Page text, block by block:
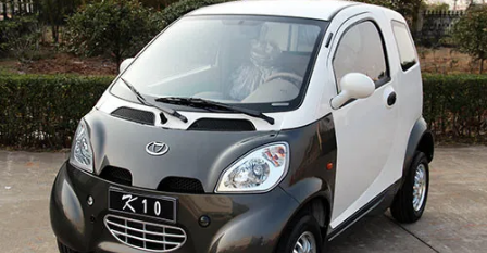
সাইট
ম্যাপ
গোপনীয়তা
নীতি